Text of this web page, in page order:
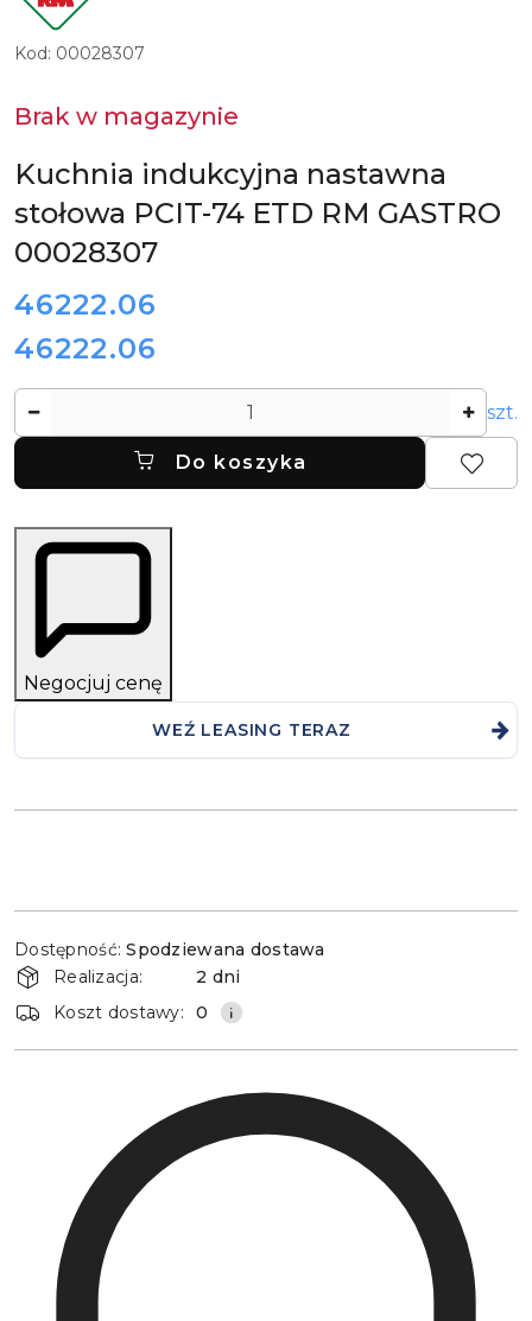
GASTRO
Kod: 00028307
Brak w magazynie
Kuchnia indukcyjna nastawna
stołowa PCIT-74 ETD RM GASTRO
00028307
cena:
46222.06
Cena:
46222.06
szt.
Do koszyka
Negocjuj cenę
WEŹ LEASING TERAZ
i
dostawa
Dostępność: Spodziewana dostawa
Realizacja:
2 dni
Koszt dostawy:
0